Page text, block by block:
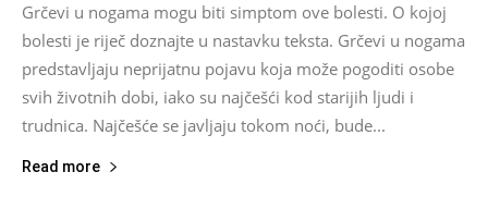
Grčevi u nogama mogu biti simptom ove bolesti. O kojoj
bolesti je riječ doznajte u nastavku teksta. Grčevi u nogama
predstavljaju neprijatnu pojavu koja može pogoditi osobe
svih životnih dobi, iako su najčešći kod starijih ljudi i
trudnica. Najčešće se javljaju tokom noći, bude...
Read more